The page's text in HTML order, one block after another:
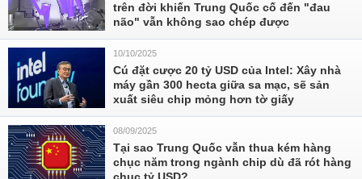
trên đời khiến Trung Quốc cố đến "đau
não" vẫn không sao chép được
10/10/2025
Cú đặt cược 20 tỷ USD của Intel: Xây nhà
máy gần 300 hecta giữa sa mạc, sẽ sản
xuất siêu chip mỏng hơn tờ giấy
08/09/2025
Tại sao Trung Quốc vẫn thua kém hàng
chục năm trong ngành chip dù đã rót hàng